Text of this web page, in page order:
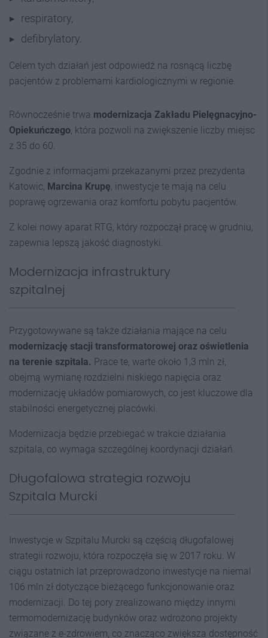
respiratory,
defibrylatory.
Celem tych działań jest odpowiedź na rosnącą liczbę
pacjentów z problemami kardiologicznymi w regionie.
Równocześnie trwa modernizacja Zakładu Pielęgnacyjno-
Opiekuńczego, która pozwoli na zwiększenie liczby miejsc
z 35 do 60.
Zgodnie z informacjami przekazanymi przez prezydenta
Katowic, Marcina Krupę, inwestycje te mają na celu
poprawę ogrzewania oraz komfortu pobytu pacjentów.
Z kolei nowy aparat RTG, który rozpoczął pracę w grudniu,
zapewnia lepszą jakość diagnostyki.
Modernizacja infrastruktury
szpitalnej
Przygotowywane są także działania mające na celu
modernizację stacji transformatorowej oraz oświetlenia
na terenie szpitala. Prace te, warte około 1,3 mln zł,
obejmą wymianę rozdzielni niskiego napięcia oraz
modernizację układów pomiarowych, co jest kluczowe dla
stabilności energetycznej placówki.
Modernizacja będzie przebiegać w trakcie działania
szpitala, co wymaga szczególnej koordynacji działań.
Długofalowa strategia rozwoju
Szpitala Murcki
Inwestycje w Szpitalu Murcki są częścią długofalowej
strategii rozwoju, która rozpoczęła się w 2017 roku. W
ciągu ostatnich lat przeprowadzono inwestycje na niemal
106 mln zł dotyczące bieżącego funkcjonowanie oraz
modernizacji. Do tej pory zrealizowano między innymi
termomodernizację budynków oraz wdrożono projekty
związane z e-zdrowiem, co znacząco zwiększa dostępność